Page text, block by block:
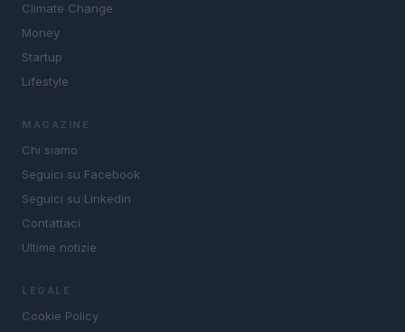
Climate Change
Money
Startup
Lifestyle
MAGAZINE
Chi siamo
Seguici su Facebook
Seguici su Linkedin
Contattaci
Ultime notizie
LEGALE
Cookie Policy